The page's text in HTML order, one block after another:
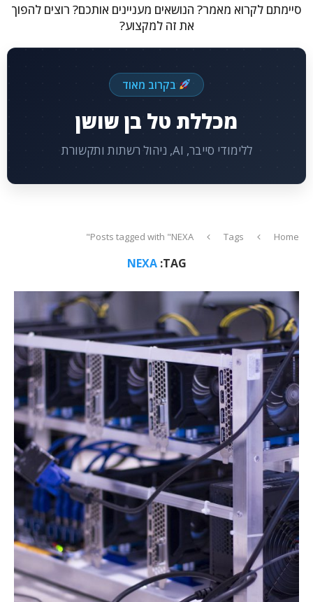
סיימתם לקרוא מאמר? הנושאים מעניינים אותכם? רוצים להפוך
את זה למקצוע?
בקרוב מאוד
מכללת טל בן שושן
ללימודי סייבר, AI, ניהול רשתות ותקשורת
Home
Tags
Posts tagged with "NEXA"
TAG:
NEXA